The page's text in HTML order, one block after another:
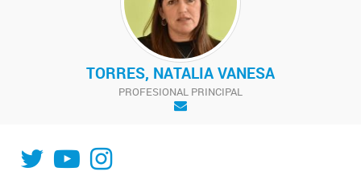
TORRES, NATALIA VANESA
PROFESIONAL PRINCIPAL
INFIQC
INFIQCINFIQC